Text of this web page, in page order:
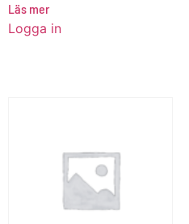
Läs mer
Logga in